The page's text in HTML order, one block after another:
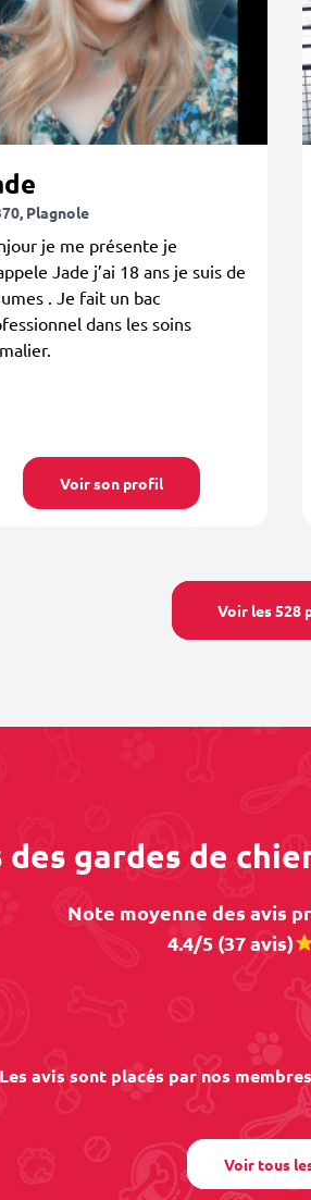
Plagnole
je me présente je
Jade j’ai 18 ans je suis de
. Je fait un bac
dans les soins
Voir son profil
Voir les 528
gardes de
Note moyenne des avis
4.4/5 (37 avis)
Les avis sont placés par nos
Voir tous